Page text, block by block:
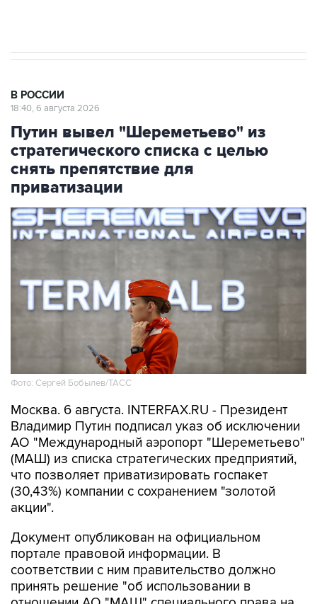
В РОССИИ
18:40, 6 августа 2026
Путин вывел "Шереметьево" из
стратегического списка с целью
снять препятствие для
приватизации
Фото: Сергей Бобылев/ТАСС
Москва. 6 августа. INTERFAX.RU - Президент
Владимир Путин подписал указ об исключении
АО "Международный аэропорт "Шереметьево"
(МАШ) из списка стратегических предприятий,
что позволяет приватизировать госпакет
(30,43%) компании с сохранением "золотой
акции".
Документ опубликован на официальном
портале правовой информации. В
соответствии с ним правительство должно
принять решение "об использовании в